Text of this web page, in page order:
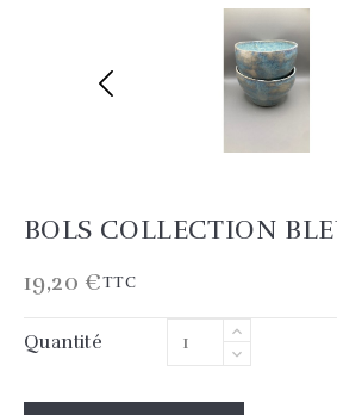
BOLS COLLECTION
19,20 €TTC
Quantité